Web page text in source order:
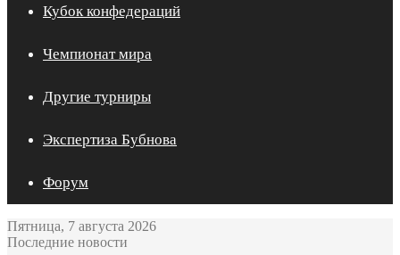
Кубок конфедераций
Чемпионат мира
Другие турниры
Экспертиза Бубнова
Форум
Пятница, 7 августа 2026
Последние новости